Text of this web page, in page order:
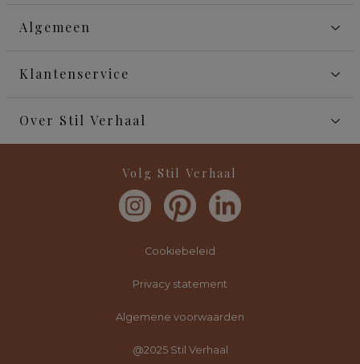
Algemeen
Klantenservice
Over Stil Verhaal
Volg Stil Verhaal
Cookiebeleid
Privacy statement
Algemene voorwaarden
@2025 Stil Verhaal